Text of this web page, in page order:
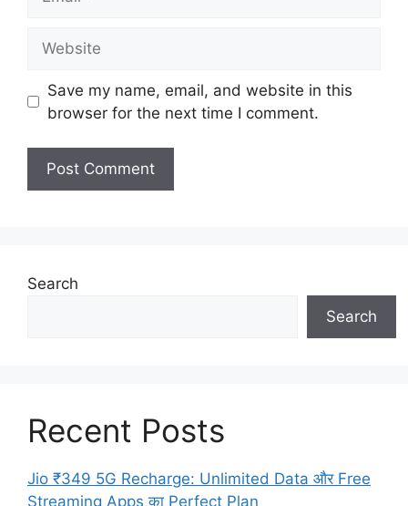
Save my name, email, and website in this
browser for the next time I comment.
Search
Search
Recent Posts
Jio ₹349 5G Recharge: Unlimited Data और Free
Streaming Apps का Perfect Plan